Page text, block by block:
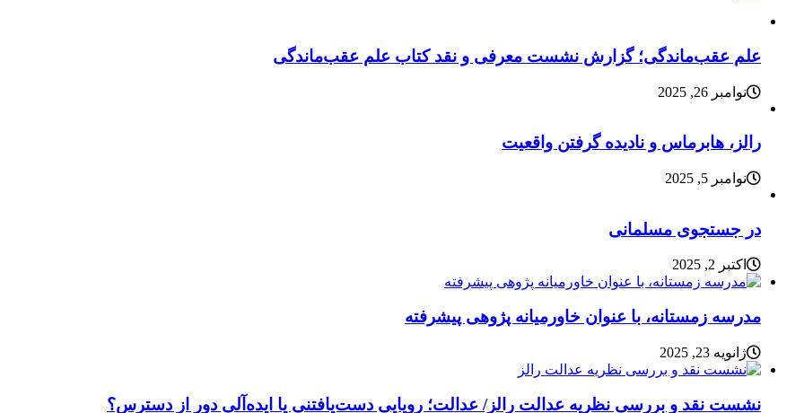
علم عقب‌ماندگی؛ گزارش نشست معرفی و نقد کتاب علم عقب‌ماندگی
نوامبر 26, 2025
رالز، هابرماس و نادیده گرفتن واقعیت
نوامبر 5, 2025
در جستجوی مسلمانی
اکتبر 2, 2025
مدرسه زمستانه، با عنوان خاورمیانه پژوهی پیشرفته
ژانویه 23, 2025
نشست نقد و بررسی نظریه عدالت رالز/ عدالت؛ رویایی دست‌یافتنی یا ایده‌آلی دور از دسترس؟